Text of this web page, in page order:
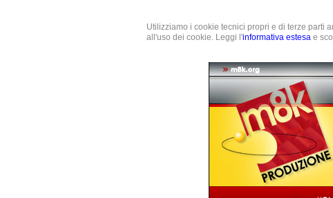
Utilizziamo i cookie tecnici propri e di terze parti
all'uso dei cookie. Leggi l'informativa estesa e